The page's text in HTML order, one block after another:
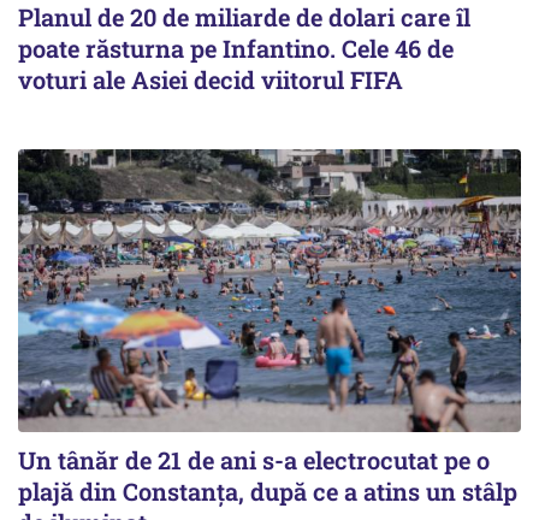
Planul de 20 de miliarde de dolari care îl
poate răsturna pe Infantino. Cele 46 de
voturi ale Asiei decid viitorul FIFA
Un tânăr de 21 de ani s-a electrocutat pe o
plajă din Constanța, după ce a atins un stâlp